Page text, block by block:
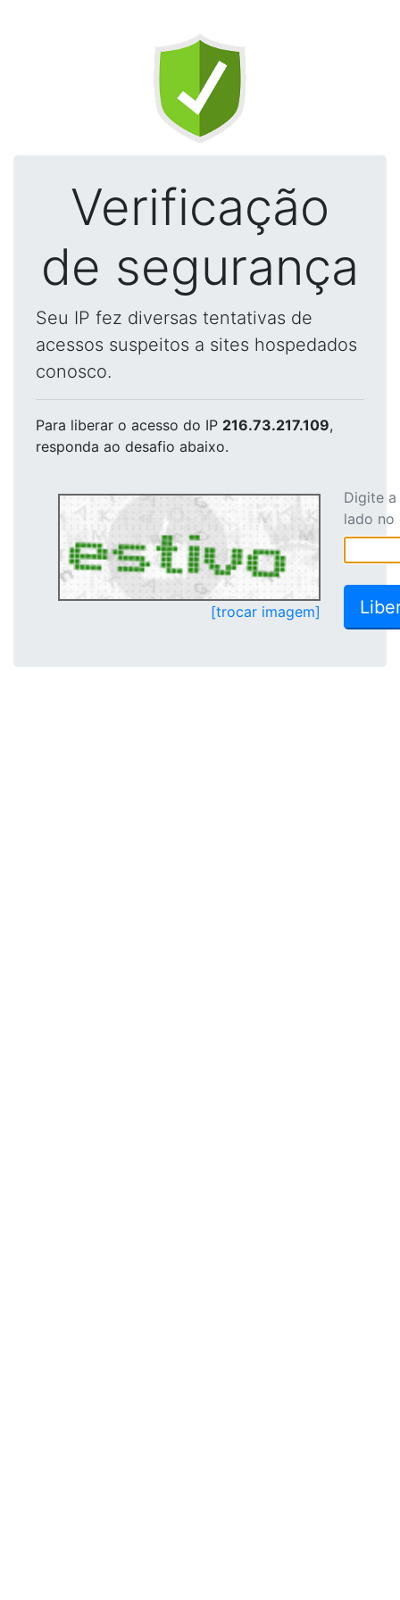
Verificação
de segurança
Seu IP fez diversas tentativas de
acessos suspeitos a sites hospedados
conosco.
Para liberar o acesso do IP 216.73.217.109,
responda ao desafio abaixo.
[trocar imagem]
Digite
lado no